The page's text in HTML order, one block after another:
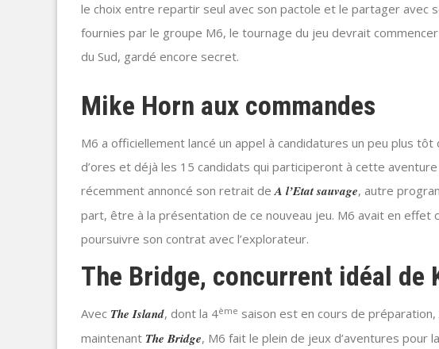
le choix entre repartir seul avec son pactole et le partager avec
fournies par le groupe M6, le tournage du jeu devrait
du Sud, gardé encore secret.
Mike Horn aux commandes
M6 a officiellement lancé un appel à candidatures un peu plus tôt
d’ores et déjà les 15 candidats qui participeront à cette
récemment annoncé son retrait deA l’Etat sauvage, autre
part, être à la présentation de ce nouveau jeu. M6 avait en effet
poursuivre son contrat avec l’explorateur.
The Bridge, concurrent idéal de
Avec The Island, dont la 4ème saison est en cours de préparation,
maintenant The Bridge, M6 fait le plein de jeux d’aventures pour